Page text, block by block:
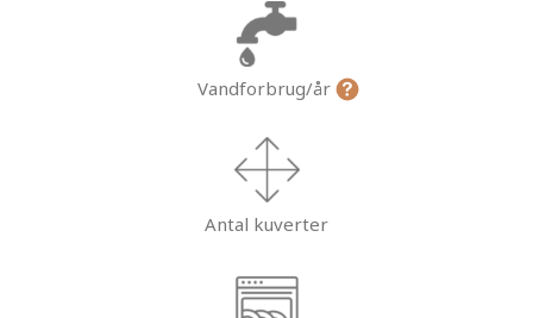
Vandforbrug/år
Antal kuverter